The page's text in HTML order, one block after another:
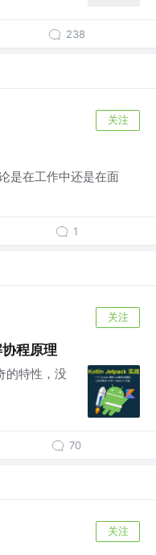
238
关注
是在工作中还是在面
1
关注
程原理
的特性，没
70
关注